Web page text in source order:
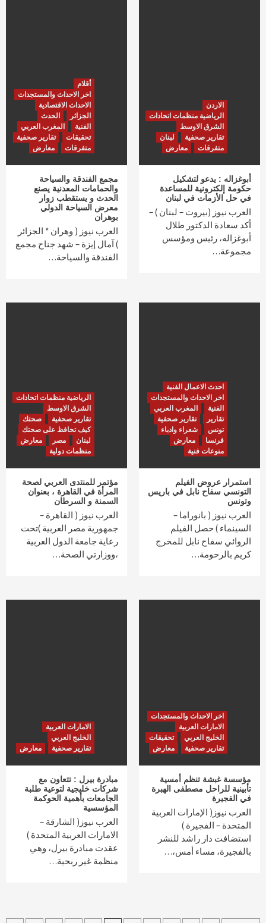
الاردن
الرياضية منظمات اتحادات
الشرق الاوسط
تقارير صحفية
لبنان
متفرقات
معارض
أبوغزاله : يدعو لتشكيل
حكومة إلكترونية للمساعدة
في حل الأزمات في لبنان
العرب نيوز (بيروت – لبنان ) –
أكد سعادة الدكتور طلال
أبوغزاله، رئيس ومؤسس
مجموعة…
أقلام
اخر الاحداث والمستجدات
الاحداث الاقتصادية
الجزائر
الحدث
الفنية
المغرب العربي
تحقيقات
تقارير صحفية
متفرقات
معارض
مجمع الفندقة والسياحة
والحمامات المعدنية يصنع
الحدث و يستقطب زوار
معرض السياحة الدولي
بوهران
العرب نيوز ( وهران * الجزائر
) آمال إيزة – شهد جناح مجمع
الفندقة والسياحة…
احدث الاعمال الفنية
اخر الاحداث والمستجدات
الفنية
المغرب العربي
تقارير
تقارير صحفية
تونس
شعراء وادباء
فرنسا
معارض
منوعات فنية
استمرار عروض الفيلم
التونسي سفاح نابل في باريس
وتونس
العرب نيوز ( بانوراما –
السينماء ) حصل الفيلم
الروائي سفاح نابل للمخرج
كريم بالرحومة…
الرياضية منظمات اتحادات
الشرق الاوسط
تقارير صحفية
صحتك
كيف تحافظ على صحتك
لبنان
مصر
معارض
منظمات دولية
مؤتمر للمنتدى العربي لصحة
المرأة في القاهرة ، بعنوان
السمنة و السرطان
العرب نيوز ( القاهرة –
جمهورية مصر العربية )تحت
رعاية جامعة الدول العربية
،ووزارتي الصحة…
اخر الاحداث والمستجدات
الامارات العربية
الخليج العربي
تحقيقات
تقارير صحفية
معارض
مؤسسة غبشة تنظم أمسية
تأبينية للراحل مصطفى الهبرة
في الفجيرة
العرب نيوز( الإمارات العربية
المتحدة – الفجيرة )
استضافت دار راشد للنشر
بالفجيرة، مساء أمس،…
الامارات العربية
الخليج العربي
تقارير صحفية
معارض
مبادرة بيرل : تتعاون مع
شركات خليجية لتوعية طلبة
الجامعات بأهمية الحوكمة
المؤسسية
العرب نيوز( الشارقة –
الامارات العربية المتحدة )
عقدت مبادرة بيرل، وهي
منظمة غير ربحية…